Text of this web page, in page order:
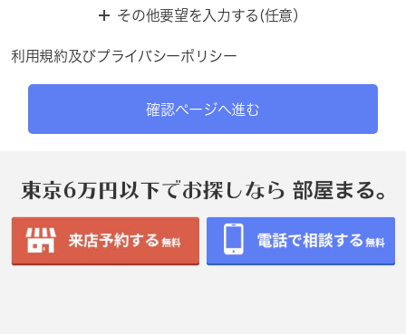
その他要望を入力する(任意）
利用規約及びプライバシーポリシー
確認ページへ進む